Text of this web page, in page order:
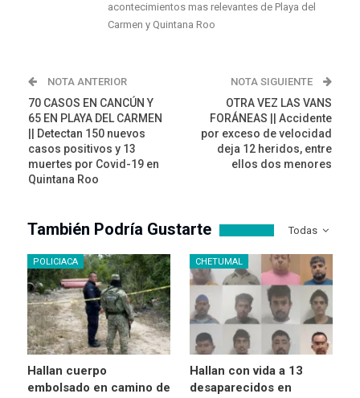
acontecimientos mas relevantes de Playa del
Carmen y Quintana Roo
NOTA ANTERIOR
70 CASOS EN CANCÚN Y
65 EN PLAYA DEL CARMEN
|| Detectan 150 nuevos
casos positivos y 13
muertes por Covid-19 en
Quintana Roo
NOTA SIGUIENTE
OTRA VEZ LAS VANS
FORÁNEAS || Accidente
por exceso de velocidad
deja 12 heridos, entre
ellos dos menores
Todas
También Podría Gustarte
POLICIACA
Hallan cuerpo
embolsado en camino de
CHETUMAL
Hallan con vida a 13
desaparecidos en